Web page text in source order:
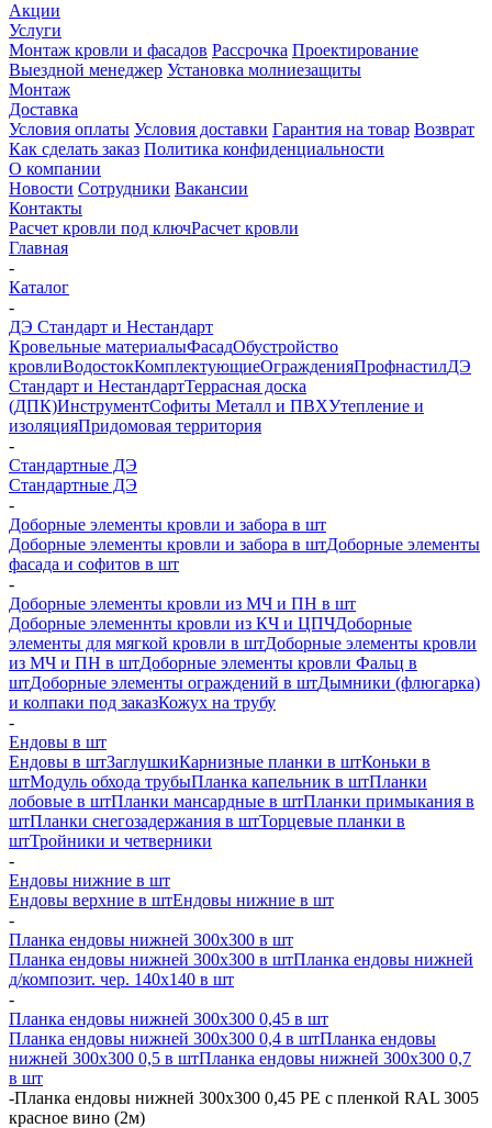
Акции
Услуги
Монтаж кровли и фасадов Рассрочка Проектирование
Выездной менеджер Установка молниезащиты
Монтаж
Доставка
Условия оплаты Условия доставки Гарантия на товар Возврат
Как сделать заказ Политика конфиденциальности
О компании
Новости Сотрудники Вакансии
Контакты
Расчет кровли под ключРасчет кровли
Главная
-
Каталог
-
ДЭ Стандарт и Нестандарт
Кровельные материалыФасадОбустройство
кровлиВодостокКомплектующиеОгражденияПрофнастилДЭ
Стандарт и НестандартТеррасная доска
(ДПК)ИнструментСофиты Металл и ПВХУтепление и
изоляцияПридомовая территория
-
Стандартные ДЭ
Стандартные ДЭ
-
Доборные элементы кровли и забора в шт
Доборные элементы кровли и забора в штДоборные элементы
фасада и софитов в шт
-
Доборные элементы кровли из МЧ и ПН в шт
Доборные элеменнты кровли из КЧ и ЦПЧДоборные
элементы для мягкой кровли в штДоборные элементы кровли
из МЧ и ПН в штДоборные элементы кровли Фальц в
штДоборные элементы ограждений в штДымники (флюгарка)
и колпаки под заказКожух на трубу
-
Ендовы в шт
Ендовы в штЗаглушкиКарнизные планки в штКоньки в
штМодуль обхода трубыПланка капельник в штПланки
лобовые в штПланки мансардные в штПланки примыкания в
штПланки снегозадержания в штТорцевые планки в
штТройники и четверники
-
Ендовы нижние в шт
Ендовы верхние в штЕндовы нижние в шт
-
Планка ендовы нижней 300х300 в шт
Планка ендовы нижней 300х300 в штПланка ендовы нижней
д/композит. чер. 140х140 в шт
-
Планка ендовы нижней 300х300 0,45 в шт
Планка ендовы нижней 300х300 0,4 в штПланка ендовы
нижней 300х300 0,5 в штПланка ендовы нижней 300х300 0,7
в шт
-Планка ендовы нижней 300х300 0,45 PE с пленкой RAL 3005
красное вино (2м)